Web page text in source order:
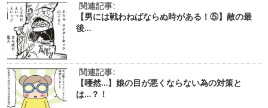
関連記事:
【男には戦わねばならぬ時がある！⑤】敵の最
後…
関連記事:
【唖然…】娘の目が悪くならない為の対策と
は…？！